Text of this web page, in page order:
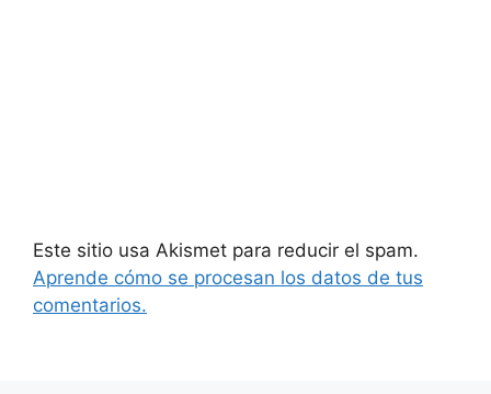
Este sitio usa Akismet para reducir el spam.
Aprende cómo se procesan los datos de tus
comentarios.